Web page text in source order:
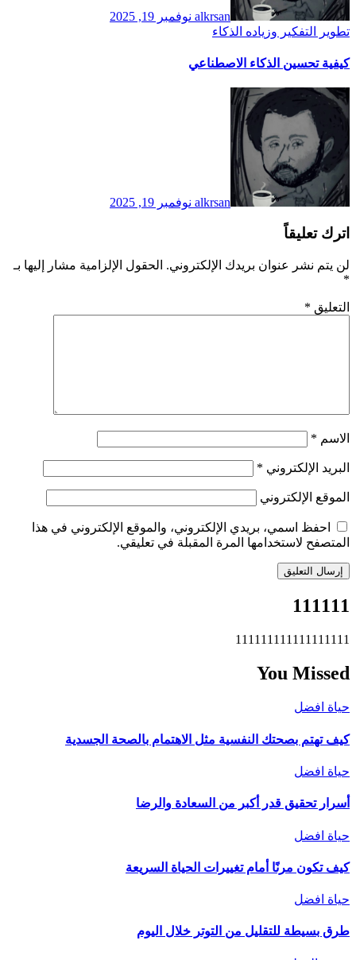
alkrsan نوفمبر 19, 2025
تطوير التفكير وزياده الذكاء
كيفية تحسين الذكاء الاصطناعي
alkrsan نوفمبر 19, 2025
اترك تعليقاً
لن يتم نشر عنوان بريدك الإلكتروني. الحقول الإلزامية مشار إليها بـ
*
التعليق *
الاسم *
البريد الإلكتروني *
الموقع الإلكتروني
احفظ اسمي، بريدي الإلكتروني، والموقع الإلكتروني في هذا
المتصفح لاستخدامها المرة المقبلة في تعليقي.
111111
111111111111111111
You Missed
حياة افضل
كيف تهتم بصحتك النفسية مثل الاهتمام بالصحة الجسدية
حياة افضل
أسرار تحقيق قدر أكبر من السعادة والرضا
حياة افضل
كيف تكون مرنًا أمام تغييرات الحياة السريعة
حياة افضل
طرق بسيطة للتقليل من التوتر خلال اليوم